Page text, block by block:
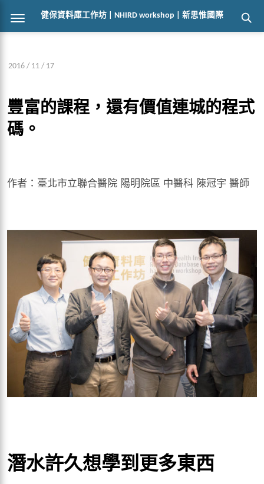
健保資料庫工作坊 | NHIRD workshop | 新思惟國際
2016 / 11 / 17
豐富的課程，還有價值連城的程式
碼。
作者：臺北市立聯合醫院 陽明院區 中醫科 陳冠宇 醫師
潛水許久想學到更多東西